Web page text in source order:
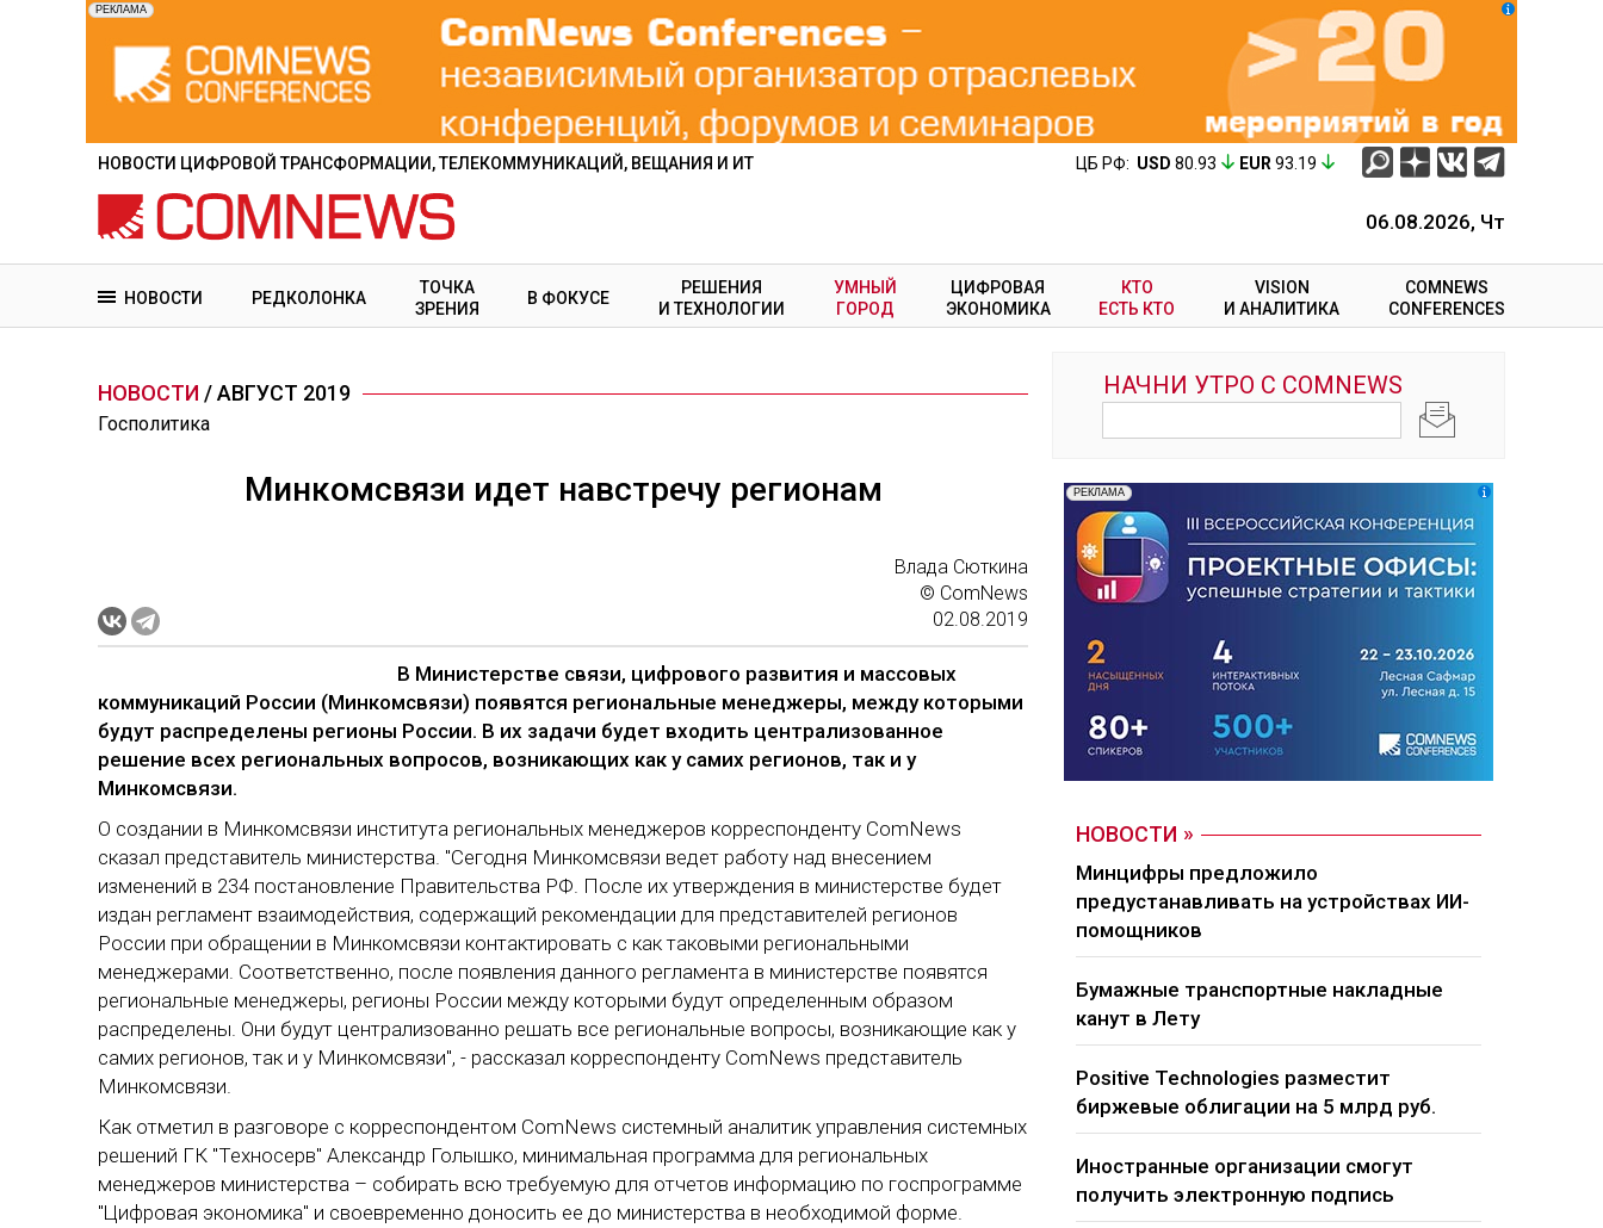
содержанию
НОВОСТИ ЦИФРОВОЙ ТРАНСФОРМАЦИИ, ТЕЛЕКОММУНИКАЦИЙ, ВЕЩАНИЯ И ИТ ЦБ РФ: USD 80.93 EUR 93.19
06.08.2026, Чт
НОВОСТИ РЕДКОЛОНКА
ТОЧКА
ЗРЕНИЯ
В ФОКУСЕ
РЕШЕНИЯ
И ТЕХНОЛОГИИ
УМНЫЙ
ГОРОД
ЦИФРОВАЯ
ЭКОНОМИКА
КТО
ЕСТЬ КТО
VISION
И АНАЛИТИКА
COMNEWS
CONFERENCES
НОВОСТИ / АВГУСТ 2019
Госполитика
Минкомсвязи идет навстречу регионам
Влада Сюткина
© ComNews
02.08.2019
В Министерстве связи, цифрового развития и массовых
коммуникаций России (Минкомсвязи) появятся региональные менеджеры, между которыми
будут распределены регионы России. В их задачи будет входить централизованное
решение всех региональных вопросов, возникающих как у самих регионов, так и у
Минкомсвязи.
О создании в Минкомсвязи института региональных менеджеров корреспонденту ComNews
сказал представитель министерства. "Сегодня Минкомсвязи ведет работу над внесением
изменений в 234 постановление Правительства РФ. После их утверждения в министерстве будет
издан регламент взаимодействия, содержащий рекомендации для представителей регионов
России при обращении в Минкомсвязи контактировать с как таковыми региональными
менеджерами. Соответственно, после появления данного регламента в министерстве появятся
региональные менеджеры, регионы России между которыми будут определенным образом
распределены. Они будут централизованно решать все региональные вопросы, возникающие как у
самих регионов, так и у Минкомсвязи", - рассказал корреспонденту ComNews представитель
Минкомсвязи.
Как отметил в разговоре с корреспондентом ComNews системный аналитик управления системных
решений ГК "Техносерв" Александр Голышко, минимальная программа для региональных
менеджеров министерства – собирать всю требуемую для отчетов информацию по госпрограмме
"Цифровая экономика" и своевременно доносить ее до министерства в необходимой форме.
НОВОСТИ
Минцифры предложило
предустанавливать на устройствах ИИ-
помощников
Бумажные транспортные накладные
канут в Лету
Positive Technologies разместит
биржевые облигации на 5 млрд руб.
Иностранные организации смогут
получить электронную подпись